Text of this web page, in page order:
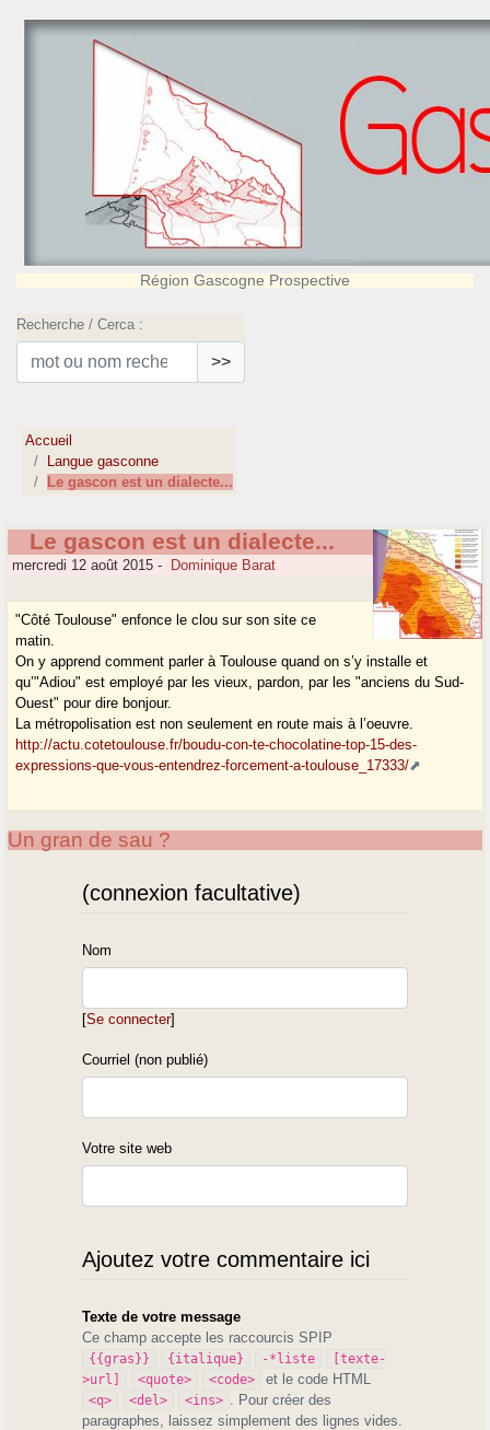
Région Gascogne Prospective
Recherche / Cerca :
>>
Accueil
Langue gasconne
Le gascon est un dialecte...
Le gascon est un dialecte...
mercredi 12 août 2015 - Dominique Barat
"Côté Toulouse" enfonce le clou sur son site ce
matin.
On y apprend comment parler à Toulouse quand on s’y installe et
qu’"Adiou" est employé par les vieux, pardon, par les "anciens du Sud-
Ouest" pour dire bonjour.
La métropolisation est non seulement en route mais à l’oeuvre.
http://actu.cotetoulouse.fr/boudu-con-te-chocolatine-top-15-des-
expressions-que-vous-entendrez-forcement-a-toulouse_17333/
Un gran de sau ?
(connexion facultative)
Nom
[Se connecter]
Courriel (non publié)
Votre site web
Ajoutez votre commentaire ici
Texte de votre message
Ce champ accepte les raccourcis SPIP
{{gras}} {italique} -*liste
[texte-
>url]
<quote> <code> et le code HTML
<q> <del> <ins>
. Pour créer des
paragraphes, laissez simplement des lignes vides.